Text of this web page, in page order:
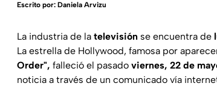
Escrito por: Daniela Arvizu
La industria de la televisión se encuentra de
La estrella de Hollywood, famosa por
Order", falleció el pasado viernes, 22 de
noticia a través de un comunicado vía